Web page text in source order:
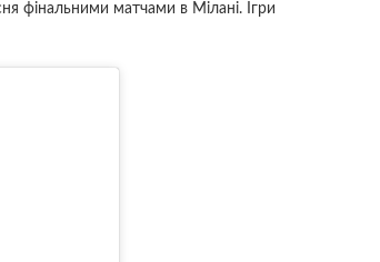
фінальними матчами в Мілані. Ігри